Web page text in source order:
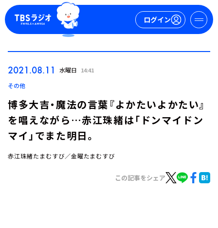
ログイン
2021.08.11 水曜日 14:41
その他
博多大吉・魔法の言葉『よかたいよかたい』
を唱えながら…赤江珠緒は「ドンマイドン
マイ」でまた明日。
赤江珠緒たまむすび／金曜たまむすび
この記事をシェア